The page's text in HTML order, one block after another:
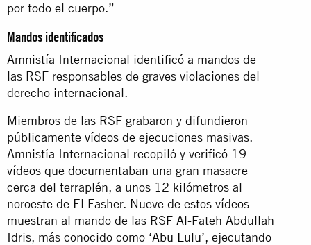
por todo el cuerpo.”
Mandos identificados
Amnistía Internacional identificó a mandos de
las RSF responsables de graves violaciones del
derecho internacional.
Miembros de las RSF grabaron y difundieron
públicamente vídeos de ejecuciones masivas.
Amnistía Internacional recopiló y verificó 19
vídeos que documentaban una gran masacre
cerca del terraplén, a unos 12 kilómetros al
noroeste de El Fasher. Nueve de estos vídeos
muestran al mando de las RSF Al-Fateh Abdullah
Idris, más conocido como ‘Abu Lulu’, ejecutando